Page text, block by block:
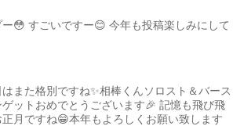
😳 すごいですー😊 今年も投稿楽しみにして
また格別ですね✨相棒くんソロスト＆バース
ットおめでとうございます🎉 記憶も飛び飛
月ですね😁本年もよろしくお願い致します